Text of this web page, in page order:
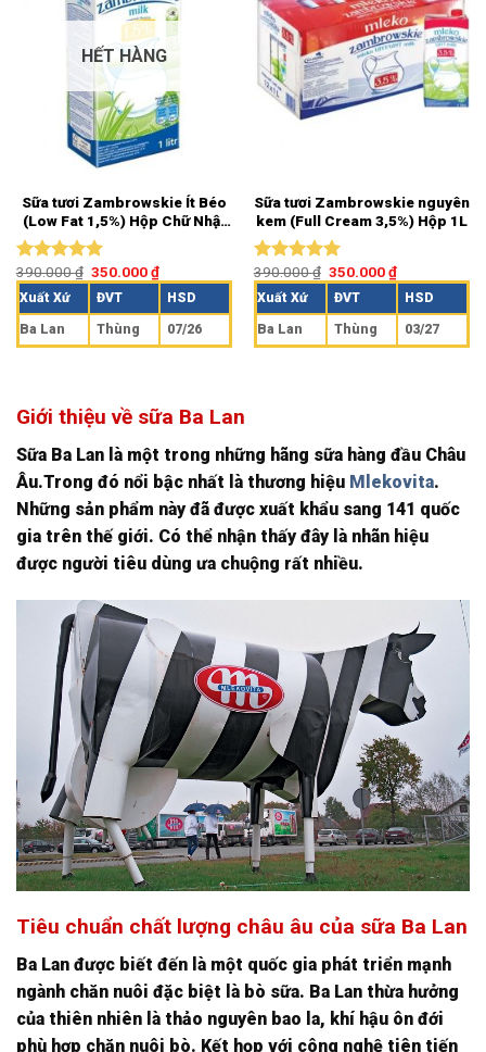
HẾT HÀNG
Sữa tươi Zambrowskie Ít Béo
(Low Fat 1,5%) Hộp Chữ Nhật
Được xếp
hạng5.00
390.000₫ 350.000₫
Xuất Xứ ĐVT HSD
Ba Lan Thùng 07/26
Sữa tươi Zambrowskie nguyên
kem (Full Cream 3,5%) Hộp 1L
Được xếp
hạng5.00
390.000₫ 350.000₫
Xuất Xứ ĐVT HSD
Ba Lan Thùng 03/27
Giới thiệu về sữa Ba Lan
Sữa Ba Lan là một trong những hãng sữa hàng đầu Châu
Âu.Trong đó nổi bậc nhất là thương hiệu Mlekovita.
Những sản phẩm này đã được xuất khẩu sang 141 quốc
gia trên thế giới. Có thể nhận thấy đây là nhãn hiệu
được người tiêu dùng ưa chuộng rất nhiều.
Tiêu chuẩn chất lượng châu âu của sữa Ba Lan
Ba Lan được biết đến là một quốc gia phát triển mạnh
ngành chăn nuôi đặc biệt là bò sữa. Ba Lan thừa hưởng
của thiên nhiên là thảo nguyên bao la, khí hậu ôn đới
phù hợp chăn nuôi bò. Kết họp với công nghệ tiên tiến